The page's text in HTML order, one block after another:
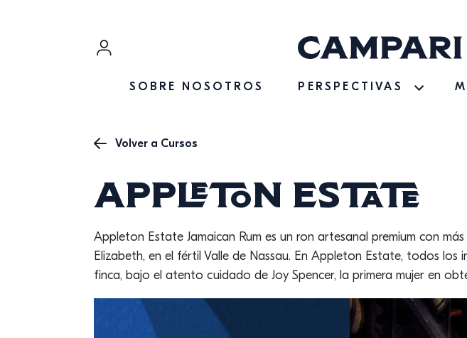
SOBRE NOSOTROS PERSPECTIVAS
Volver a Cursos
Appleton Estate
Appleton Estate Jamaican Rum es un ron artesanal premium con
Elizabeth, en el fértil Valle de Nassau. En Appleton Estate, todos
finca, bajo el atento cuidado de Joy Spencer, la primera mujer en